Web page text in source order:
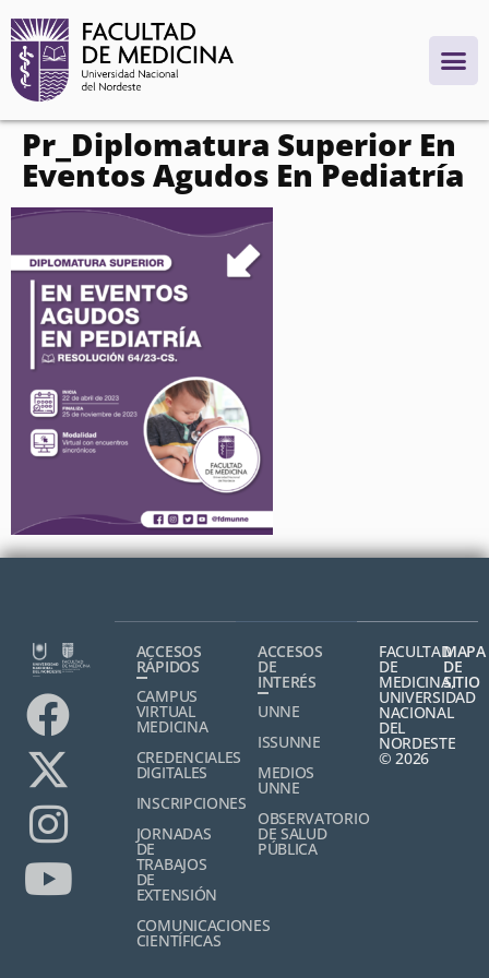
contenido
Pr_Diplomatura Superior En
Eventos Agudos En Pediatría
ACCESOS
RÁPIDOS
CAMPUS
VIRTUAL
MEDICINA
CREDENCIALES
DIGITALES
INSCRIPCIONES
JORNADAS
DE
TRABAJOS
DE
EXTENSIÓN
COMUNICACIONES
CIENTÍFICAS
ACCESOS
DE
INTERÉS
UNNE
ISSUNNE
MEDIOS
UNNE
OBSERVATORIO
DE SALUD
PÚBLICA
FACULTAD
DE
MEDICINA,
UNIVERSIDAD
NACIONAL
DEL
NORDESTE
© 2026
MAPA
DE
SITIO